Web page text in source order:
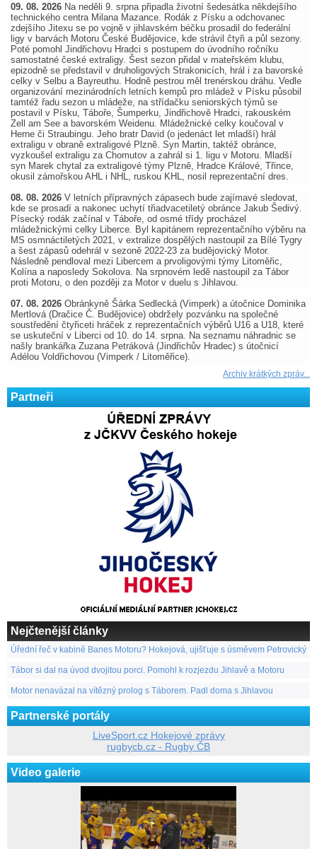
09. 08. 2026 Na neděli 9. srpna připadla životní šedesátka někdejšího
technického centra Milana Mazance. Rodák z Písku a odchovanec
zdejšího Jitexu se po vojně v jihlavském béčku prosadil do federální
ligy v barvách Motoru České Budějovice, kde strávil čtyři a půl sezony.
Poté pomohl Jindřichovu Hradci s postupem do úvodního ročníku
samostatné české extraligy. Šest sezon přidal v mateřském klubu,
epizodně se představil v druholigových Strakonicích, hrál i za bavorské
celky v Selbu a Bayreuthu. Hodně pestrou měl trenérskou dráhu. Vedle
organizování mezinárodních letních kempů pro mládež v Písku působil
tamtéž řadu sezon u mládeže, na střídačku seniorských týmů se
postavil v Písku, Táboře, Šumperku, Jindřichově Hradci, rakouském
Zell am See a bavorském Weidenu. Mládežnické celky koučoval v
Herne či Straubingu. Jeho bratr David (o jedenáct let mladší) hrál
extraligu v obraně extraligové Plzně. Syn Martin, taktéž obránce,
vyzkoušel extraligu za Chomutov a zahrál si 1. ligu v Motoru. Mladší
syn Marek chytal za extraligové týmy Plzně, Hradce Králové, Třince,
okusil zámořskou AHL i NHL, ruskou KHL, nosil reprezentační dres.
08. 08. 2026 V letních přípravných zápasech bude zajímavé sledovat,
kde se prosadí a nakonec uchytí třiadvacetiletý obránce Jakub Šedivý.
Písecký rodák začínal v Táboře, od osmé třídy procházel
mládežnickými celky Liberce. Byl kapitánem reprezentačního výběru na
MS osmnáctiletých 2021, v extralize dospělých nastoupil za Bílé Tygry
a šest zápasů odehrál v sezoně 2022-23 za budějovický Motor.
Následně pendloval mezi Libercem a prvoligovými týmy Litoměřic,
Kolína a naposledy Sokolova. Na srpnovém ledě nastoupil za Tábor
proti Motoru, o den později za Motor v duelu s Jihlavou.
07. 08. 2026 Obránkyně Šárka Sedlecká (Vimperk) a útočnice Dominika
Mertlová (Dračice Č. Budějovice) obdržely pozvánku na společné
soustředění čtyřiceti hráček z reprezentačních výběrů U16 a U18, které
se uskuteční v Liberci od 10. do 14. srpna. Na seznamu náhradnic se
našly brankářka Zuzana Petráková (Jindřichův Hradec) s útočnicí
Adélou Voldřichovou (Vimperk / Litoměřice).
Archiv krátkých zpráv...
Partneři
Nejčtenější články
Úřední řeč v kabině Banes Motoru? Hokejová, ujišťuje s úsměvem Petrovický
Tábor si dal na úvod dvojitou porci. Pomohl k rozjezdu Jihlavě a Motoru
Motor nenavázal na vítězný prolog s Táborem. Padl doma s Jihlavou
Partnerské portály
LiveSport.cz Hokejové zprávy
rugbycb.cz - Rugby ČB
Video galerie